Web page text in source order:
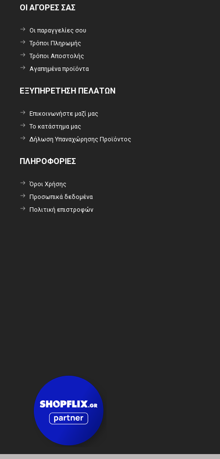
ΟΙ ΑΓΟΡΕΣ ΣΑΣ
Οι παραγγελίες σου
Τρόποι Πληρωμής
Τρόποι Αποστολής
Αγαπημένα προϊόντα
ΕΞΥΠΗΡΕΤΗΣΗ ΠΕΛΑΤΩΝ
Επικοινωνήστε μαζί μας
Το κατάστημα μας
Δήλωση Υπαναχώρησης Προϊόντος
ΠΛΗΡΟΦΟΡΙΕΣ
Όροι Χρήσης
Προσωπικά δεδομένα
Πολιτική επιστροφών